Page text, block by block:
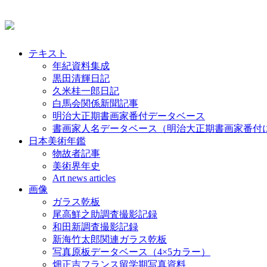
テキスト
年紀資料集成
黒田清輝日記
久米桂一郎日記
白馬会関係新聞記事
明治大正期書画家番付データベース
書画家人名データベース（明治大正期書画家番付
日本美術年鑑
物故者記事
美術界年史
Art news articles
画像
ガラス乾板
尾高鮮之助調査撮影記録
和田新調査撮影記録
新海竹太郎関連ガラス乾板
写真原板データベース（4×5カラー）
畑正吉フランス留学期写真資料